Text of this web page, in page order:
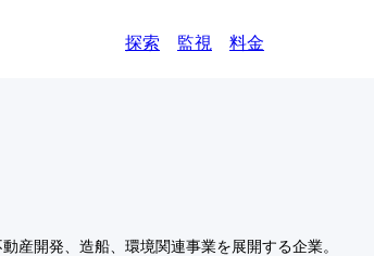
探索 監視 料金
産開発、造船、環境関連事業を展開する企業。